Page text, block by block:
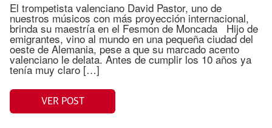
El trompetista valenciano David Pastor, uno de
nuestros músicos con más proyección internacional,
brinda su maestría en el Fesmon de Moncada Hijo de
emigrantes, vino al mundo en una pequeña ciudad del
oeste de Alemania, pese a que su marcado acento
valenciano le delata. Antes de cumplir los 10 años ya
tenía muy claro […]
VER POST